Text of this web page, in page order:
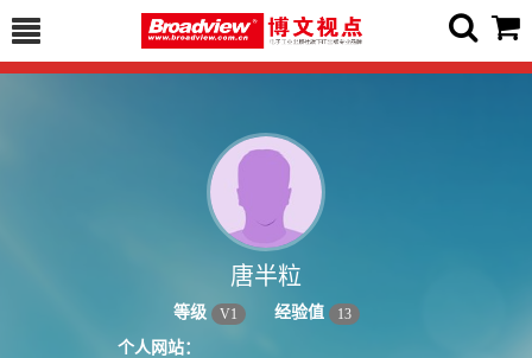
唐半粒
等级 V1 经验值 13
个人网站：